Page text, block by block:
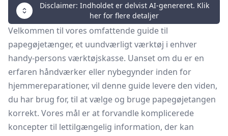
Disclaimer: Indholdet er delvist AI-genereret. Klik
her for flere detaljer
Velkommen til vores omfattende guide til
papegøjetænger, et uundværligt værktøj i enhver
handy-persons værktøjskasse. Uanset om du er en
erfaren håndværker eller nybegynder inden for
hjemmereparationer, vil denne guide levere den viden,
du har brug for, til at vælge og bruge papegøjetangen
korrekt. Vores mål er at forvandle komplicerede
koncepter til lettilgængelig information, der kan